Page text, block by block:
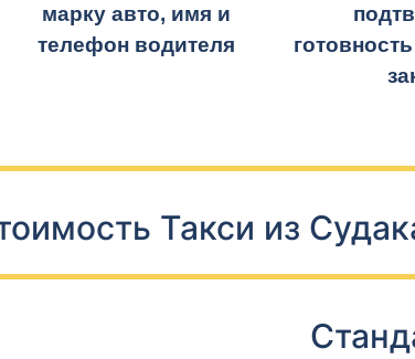
марку авто, имя и
телефон водителя
Такси из